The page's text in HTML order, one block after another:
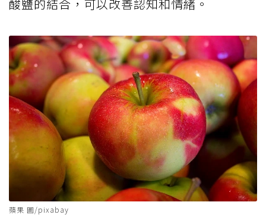
酸鹽的結合，可以改善認知和情緒。
蘋果 圖/pixabay